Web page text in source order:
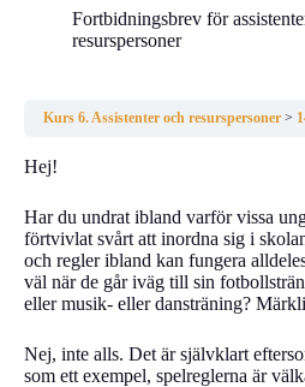
Fortbidningsbrev för
resurspersoner
Kurs 6. Assistenter och resurspersoner
Hej!
Har du undrat ibland varför vissa
förtvivlat svårt att inordna sig i
och regler ibland kan fungera
väl när de går iväg till sin
eller musik- eller dansträning?
Nej, inte alls. Det är självklart
som ett exempel, spelreglerna är